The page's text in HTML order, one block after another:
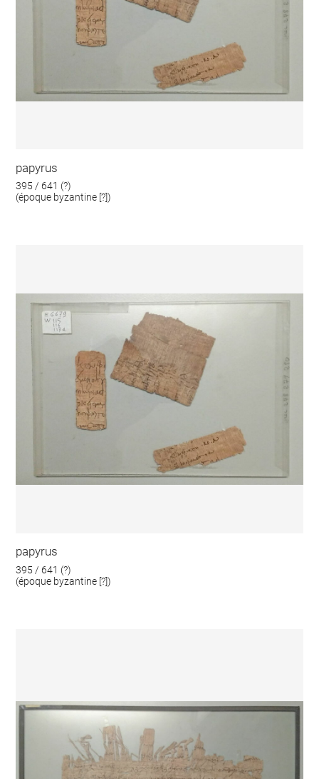
papyrus
395 / 641 (?)
(époque byzantine [?])
papyrus
395 / 641 (?)
(époque byzantine [?])